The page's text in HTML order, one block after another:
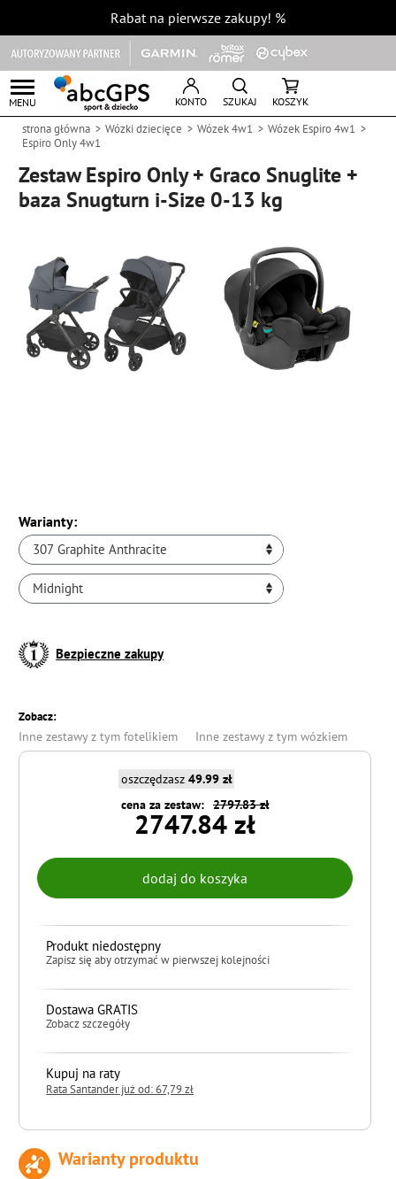
Rabat na pierwsze zakupy! %
MENU KONTO SZUKAJ KOSZYK
strona główna Wózki dziecięce Wózek 4w1
Wózek Espiro 4w1
Espiro Only 4w1
Zestaw Espiro Only + Graco Snuglite +
baza Snugturn i-Size 0-13 kg
Warianty:
307 Graphite Anthracite
Midnight
Bezpieczne zakupy
Zobacz:
Inne zestawy z tym fotelikiem Inne zestawy z tym wózkiem
oszczędzasz 49.99 zł
2797.83 zł
cena za zestaw:
2747.84 zł
Produkt niedostępny
Zapisz się aby otrzymać w pierwszej kolejności
Dostawa GRATIS
Zobacz szczegóły
Kupuj na raty
Rata Santander już od: 67,79 zł
do koszyka
Warianty produktu